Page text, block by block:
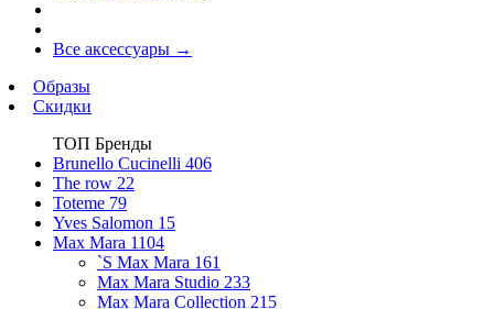
Все аксессуары →
Образы
Скидки
ТОП Бренды
Brunello Cucinelli 406
The row 22
Toteme 79
Yves Salomon 15
Max Mara 1104
`S Max Mara 161
Max Mara Studio 233
Max Mara Collection 215